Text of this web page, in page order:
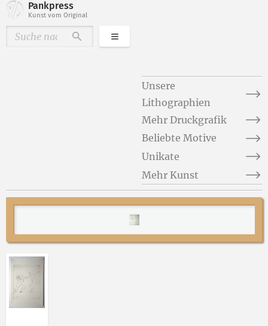
Pankpress
Kunst vom Original
DurchsuchenKategorien
Unsere
Lithographien
Mehr Druckgrafik
Beliebte Motive
Unikate
Mehr Kunst
Abbildung 2 von „Erinnerung III (Detail)“ von Fritz